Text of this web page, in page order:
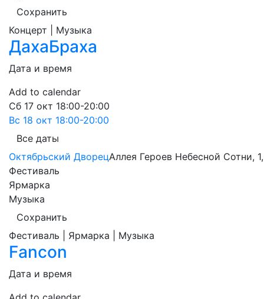
Сохранить
Концерт | Музыка
ДахаБраха
Дата и время
Add to calendar
Сб 17 окт 18:00-20:00
Вс 18 окт 18:00-20:00
Все даты
Октябрьский ДворецАллея Героев Небесной Сотни,
Фестиваль
Ярмарка
Музыка
Сохранить
Фестиваль | Ярмарка | Музыка
Fancon
Дата и время